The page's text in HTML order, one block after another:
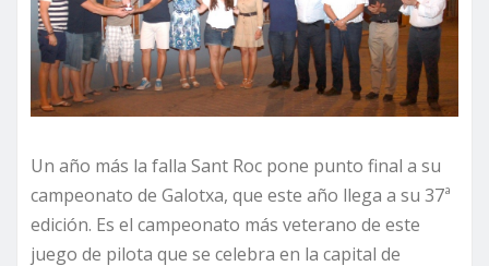
Un año más la falla Sant Roc pone punto final a su
campeonato de Galotxa, que este año llega a su 37ª
edición. Es el campeonato más veterano de este
juego de pilota que se celebra en la capital de